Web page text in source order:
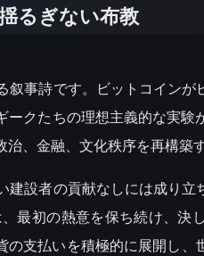
るぎない布教
事詩です。ビットコイン
クたちの理想主義的な実
、金融、文化秩序を再構築
設者の貢献なしには成り
最初の熱意を保ち続け、決
支払いを積極的に展開し